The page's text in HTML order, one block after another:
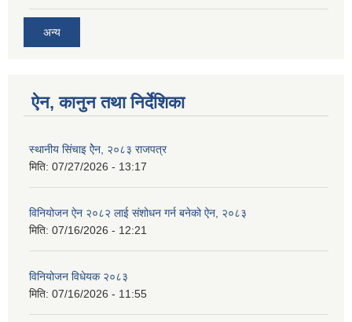
अन्य
ऐन, कानुन तथा निर्देशिका
स्थानीय सिंचाइ ऐेन, २०८३ राजपत्र
मिति: 07/27/2026 - 13:17
विनियोजन ऐन २०८२ लाई संशोधन गर्न बनेको ऐन, २०८३
मिति: 07/16/2026 - 12:21
विनियोजन विधेयक २०८३
मिति: 07/16/2026 - 11:55